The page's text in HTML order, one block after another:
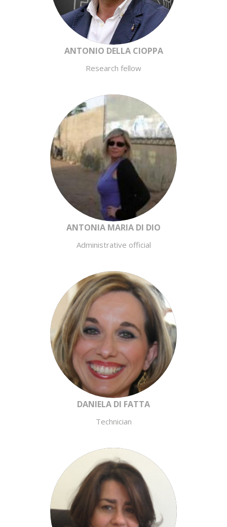
ANTONIO DELLA CIOPPA
Research fellow
ANTONIA MARIA DI DIO
Administrative official
DANIELA DI FATTA
Technician